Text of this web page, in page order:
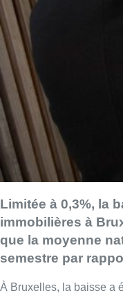
Limitée à 0,3%, la
immobilières à
que la moyenne
semestre par
À Bruxelles, la baisse a